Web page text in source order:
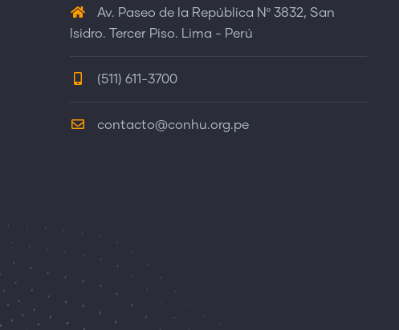
Av. Paseo de la República Nº 3832, San
Isidro. Tercer Piso. Lima - Perú
(511) 611-3700
contacto@conhu.org.pe